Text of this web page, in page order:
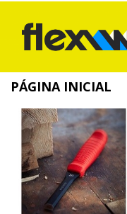
PÁGINA INICIAL